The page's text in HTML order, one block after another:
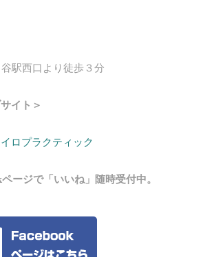
駅西口より徒歩３分
イト＞
ロプラクティック
ージで「いいね」随時受付中。